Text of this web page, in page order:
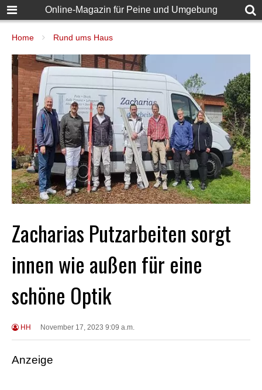
Online-Magazin für Peine und Umgebung
Home Rund ums Haus
Zacharias Putzarbeiten sorgt
innen wie außen für eine
schöne Optik
HH November 17, 2023 9:09 a.m.
Anzeige